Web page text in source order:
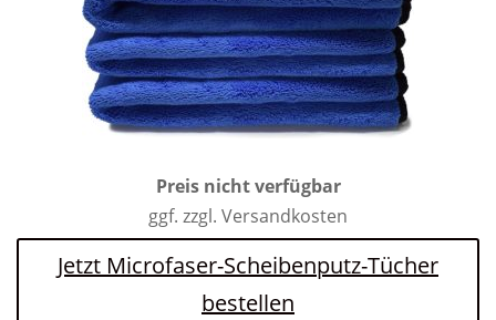
Preis nicht verfügbar
ggf. zzgl. Versandkosten
Jetzt Microfaser-Scheibenputz-Tücher
bestellen